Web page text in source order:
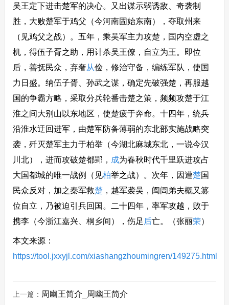
吴王定下进击楚军的决心。又出谋示弱诱敌、奇袭制
胜，大败楚军于鸡父（今河南固始东南），夺取州来
（见鸡父之战）。五年，乘吴军主力攻楚，国内空虚之
机，得伍子胥之助，用计杀吴王僚，自立为王。即位
后，善抚民众，弃奢从俭，修治守备，编练军队，使国
力日盛。纳伍子胥、孙武之谋，确定先破强楚，再服越
国的争霸方略，采取分兵轮番击楚之策，频频攻楚于江
淮之间大别山以东地区，使楚疲于奔命。十四年，统兵
沿淮水迂回进军，由楚军防备薄弱的东北部实施战略突
袭，歼灭楚军主力于柏举（今湖北麻城东北，一说今汉
川北），进而攻破楚都郢， 成为春秋时代千里跃进攻占
大国都城的唯一战例（见柏举之战）。次年，因遭楚国
民众反对，加之秦军救楚，越军袭吴，阖闾弟夫概又篡
位自立，乃被迫引兵回国。二十四年，率军攻越，败于
携李（今浙江嘉兴、桐乡间），伤足 后亡。（张丽荣）
本文来源：
https://tool.jxxyjl.com/xiashangzhoumingren/149275.html
上一篇： 周幽王简介_周幽王简介